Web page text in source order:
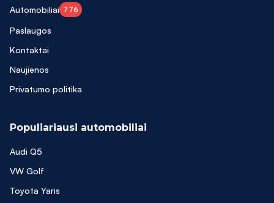
Automobiliai 776
Paslaugos
Kontaktai
Naujienos
Privatumo politika
Populiariausi automobiliai
Audi Q5
VW Golf
Toyota Yaris